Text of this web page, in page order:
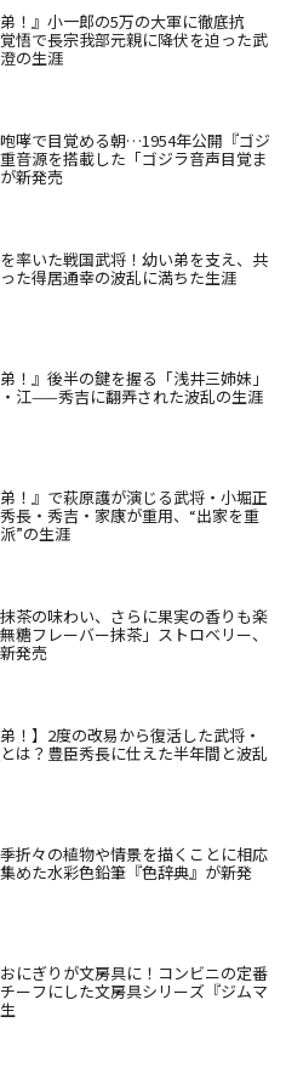
弟！』小一郎の5万の大軍に徹底抗
悟で長宗我部元親に降伏を迫った武
の生涯
哮で目覚める朝…1954年公開『ゴジ
音源を搭載した「ゴジラ音声目覚ま
新発売
率いた戦国武将！幼い弟を支え、共
た得居通幸の波乱に満ちた生涯
弟！』後半の鍵を握る「浅井三姉妹」
江——秀吉に翻弄された波乱の生涯
弟！』で萩原護が演じる武将・小堀正
長・秀吉・家康が重用、“出家を重
”の生涯
茶の味わい、さらに果実の香りも楽
糖フレーバー抹茶」ストロベリー、
発売
弟！】2度の改易から復活した武将・
は？豊臣秀長に仕えた半年間と波乱
折々の植物や情景を描くことに相応
めた水彩色鉛筆『色辞典』が新発
にぎりが文房具に！コンビニの定番
ーフにした文房具シリーズ『ジムマ